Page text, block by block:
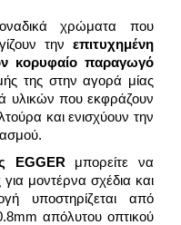
χρώματα που
την επιτυχημένη
κορυφαίο παραγωγό
της στην αγορά μίας
υλικών που εκφράζουν
και ενισχύουν την
EGGER μπορείτε να
μοντέρνα σχέδια και
υποστηρίζεται από
απόλυτου οπτικού